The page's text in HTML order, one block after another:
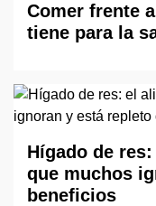
Comer frente
tiene para la
Hígado de
que muchos
beneficios